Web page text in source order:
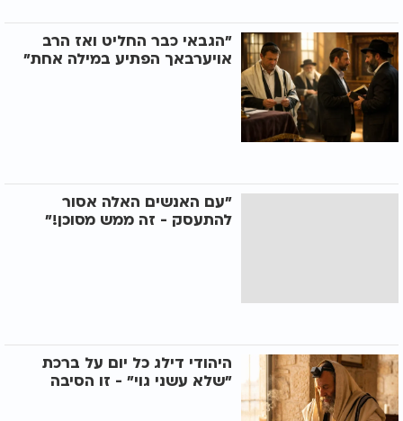
"הגבאי כבר החליט ואז הרב
אויערבאך הפתיע במילה אחת"
"עם האנשים האלה אסור
להתעסק - זה ממש מסוכן!"
היהודי דילג כל יום על ברכת
"שלא עשני גוי" - זו הסיבה